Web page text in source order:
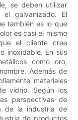
se deben utilizar
el galvanizado. El
también es lo que
es casi el mismo
el cliente cree
inoxidable. En sus
como oro,
Además de
materiales
vidrio. Según los
perspectivas de
de la industria de